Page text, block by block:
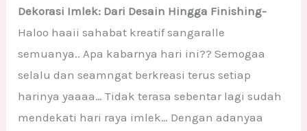
Dekorasi Imlek: Dari Desain Hingga Finishing-
Haloo haaii sahabat kreatif sangaralle
semuanya.. Apa kabarnya hari ini?? Semogaa
selalu dan seamngat berkreasi terus setiap
harinya yaaaa… Tidak terasa sebentar lagi sudah
mendekati hari raya imlek… Dengan adanyaa